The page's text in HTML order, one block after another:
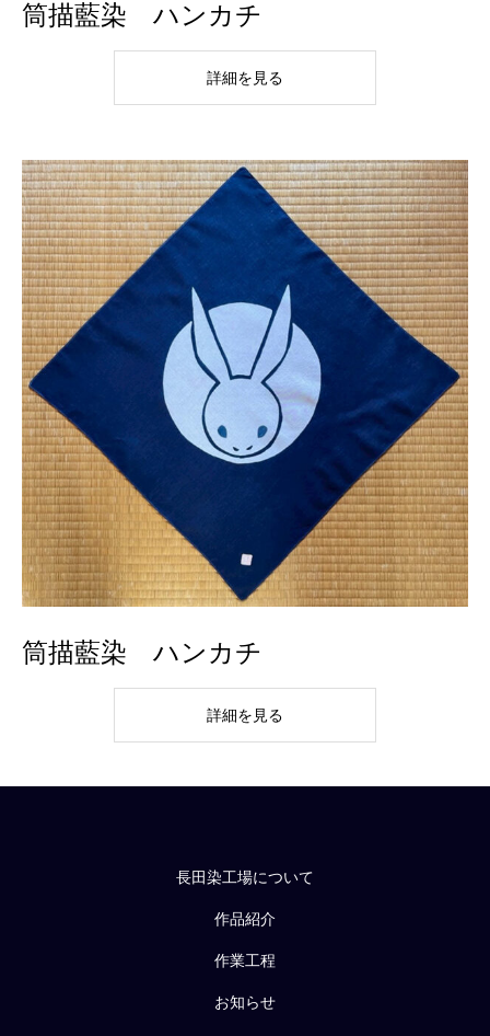
筒描藍染 ハンカチ
詳細を見る
筒描藍染 ハンカチ
詳細を見る
長田染工場について
作品紹介
作業工程
お知らせ